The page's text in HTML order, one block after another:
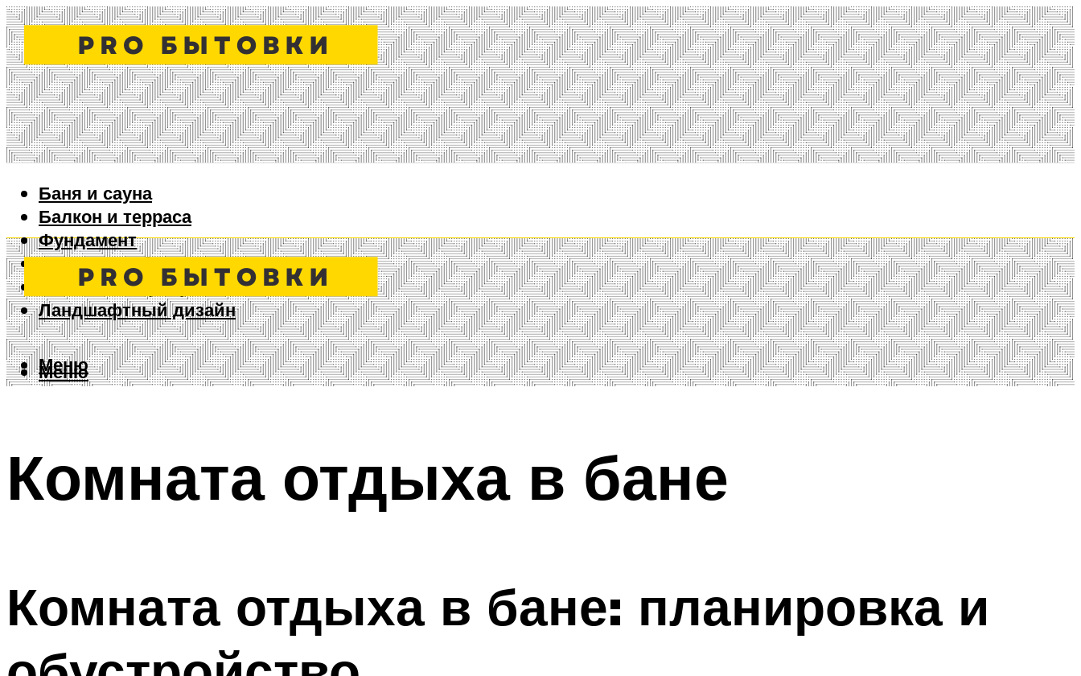
Баня и сауна
Балкон и терраса
Фундамент
Ворота и забор
Дизайн интерьера
Ландшафтный дизайн
Меню
Меню
Комната отдыха в бане
Комната отдыха в бане: планировка и